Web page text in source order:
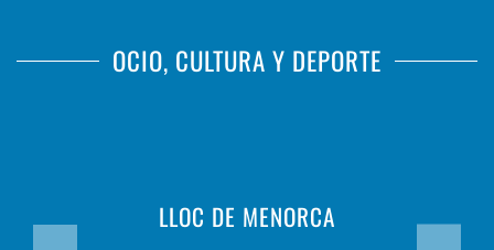
OCIO, CULTURA Y DEPORTE
LLOC DE MENORCA